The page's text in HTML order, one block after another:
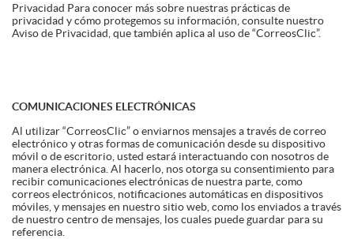
Privacidad Para conocer más sobre nuestras prácticas de
privacidad y cómo protegemos su información, consulte nuestro
Aviso de Privacidad, que también aplica al uso de “CorreosClic”.
COMUNICACIONES ELECTRÓNICAS
Al utilizar “CorreosClic” o enviarnos mensajes a través de correo
electrónico y otras formas de comunicación desde su dispositivo
móvil o de escritorio, usted estará interactuando con nosotros de
manera electrónica. Al hacerlo, nos otorga su consentimiento para
recibir comunicaciones electrónicas de nuestra parte, como
correos electrónicos, notificaciones automáticas en dispositivos
móviles, y mensajes en nuestro sitio web, como los enviados a través
de nuestro centro de mensajes, los cuales puede guardar para su
referencia.